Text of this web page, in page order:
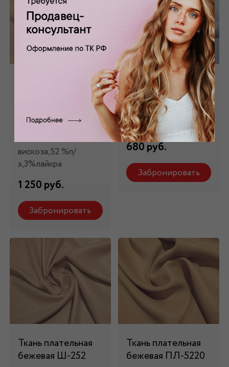
Ткань плательная
ПЛ-019
Состав: 45%
вискоза,52 %п/
э,3%лайкра
1 250 руб.
Забронировать
Ткань плательная
белая ПЛ-019/1
Состав: 98 %
вискоза, 2 % эл
680 руб.
Забронировать
Ткань плательная
бежевая Ш-252
Ткань плательная
бежевая ПЛ-5220